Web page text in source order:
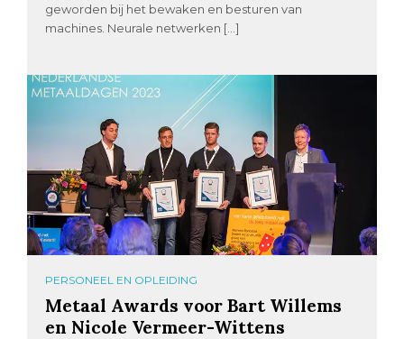
geworden bij het bewaken en besturen van
machines. Neurale netwerken […]
PERSONEEL EN OPLEIDING
Metaal Awards voor Bart Willems
en Nicole Vermeer-Wittens